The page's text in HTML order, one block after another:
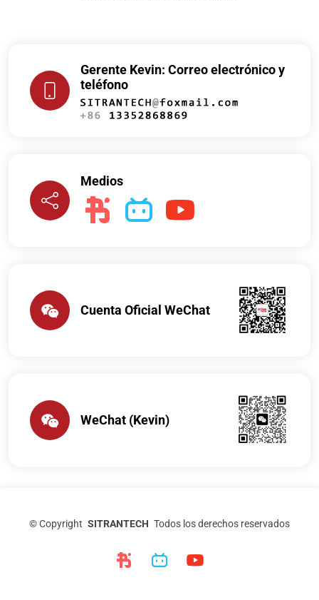
Gerente Kevin: Correo electrónico y
teléfono
Medios
Cuenta Oficial WeChat
WeChat (Kevin)
©Copyright SITRANTECH Todos los derechos reservados